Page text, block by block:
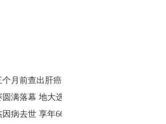
个月前查出肝癌晚期……_荆楚网
满落幕 地大选手荣获冠军_荆楚网
病去世 享年66岁_荆楚网